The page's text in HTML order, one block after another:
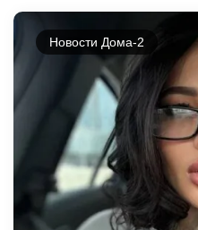
Новости Дома-2